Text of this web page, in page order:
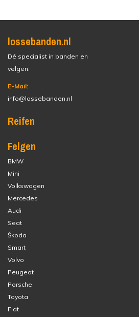
lossebanden.nl
Dé specialist in banden en
velgen.
E-Mail:
info@lossebanden.nl
Reifen
Felgen
BMW
Mini
Volkswagen
Mercedes
Audi
Seat
Škoda
Smart
Volvo
Peugeot
Porsche
Toyota
Fiat